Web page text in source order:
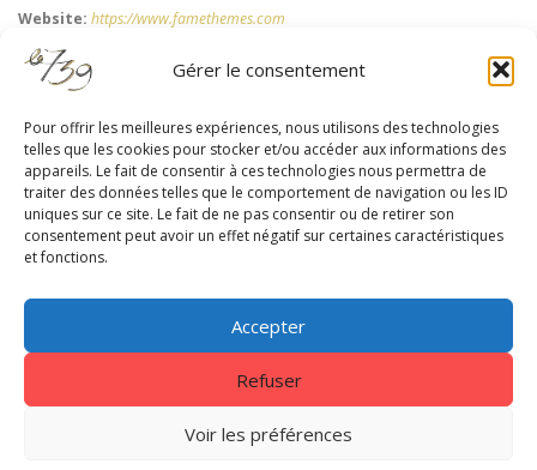
Gérer le consentement
Pour offrir les meilleures expériences, nous utilisons des technologies
telles que les cookies pour stocker et/ou accéder aux informations des
appareils. Le fait de consentir à ces technologies nous permettra de
traiter des données telles que le comportement de navigation ou les ID
uniques sur ce site. Le fait de ne pas consentir ou de retirer son
consentement peut avoir un effet négatif sur certaines caractéristiques
et fonctions.
Accepter
Refuser
Voir les préférences
Website: https://www.famethemes.com
RESTEZ À JOUR
EnVol Formations|Gestion des cookies